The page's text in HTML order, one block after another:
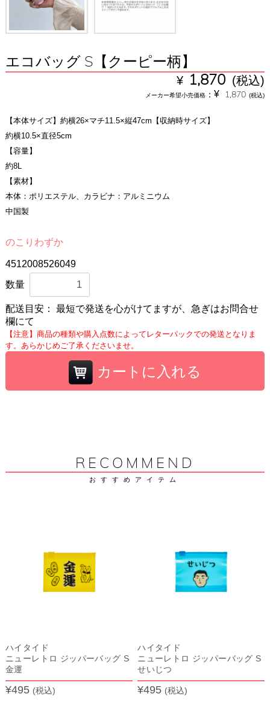
エコバッグ S【クーピー柄】
¥ 1,870 (税込)
メーカー希望小売価格 ：¥ 1,870 (税込)
【本体サイズ】約横26×マチ11.5×縦47cm【収納時サイズ】
約横10.5×直径5cm
【容量】
約8L
【素材】
本体：ポリエステル、カラビナ：アルミニウム
中国製
のこりわずか
4512008526049
数量
配送目安： 最短で発送を心がけてますが、急ぎはお問合せ
欄にて
【注意】商品の種類や購入点数によってレターパックでの発送となりま
す。あらかじめご了承くださいませ。
カートに入れる
RECOMMEND
おすすめアイテム
ハイタイド
ニューレトロ ジッパーバッグ S
金運
¥495 (税込)
ハイタイド
ニューレトロ ジッパーバッグ S
せいじつ
¥495 (税込)